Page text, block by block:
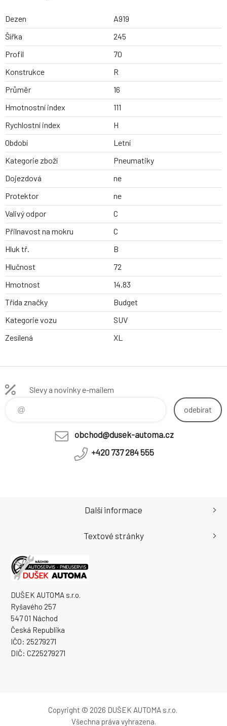
Dezen
A919
Šířka
245
Profil
70
Konstrukce
R
Průměr
16
Hmotnostní index
111
Rychlostní index
H
Období
Letní
Kategorie zboží
Pneumatiky
Dojezdová
ne
Protektor
ne
Valivý odpor
C
Přilnavost na mokru
C
Hluk tř.
B
Hlučnost
72
Hmotnost
14.83
Třída značky
Budget
Kategorie vozu
SUV
Zesílená
XL
Slevy a novinky e-mailem
odebírat
obchod@dusek-automa.cz
+420 737 284 555
DUŠEK AUTOMA s.r.o.
Ryšavého 257
547 01 Náchod
Česká Republika
IČO: 25279271
DIČ: CZ25279271
Další informace
Textové stránky
Copyright © 2026 DUŠEK AUTOMA s.r.o.
Všechna práva vyhrazena.